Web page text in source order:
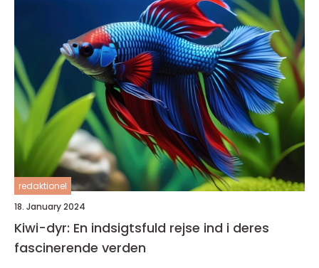
redaktionel
18. January 2024
Kiwi-dyr: En indsigtsfuld rejse ind i deres
fascinerende verden